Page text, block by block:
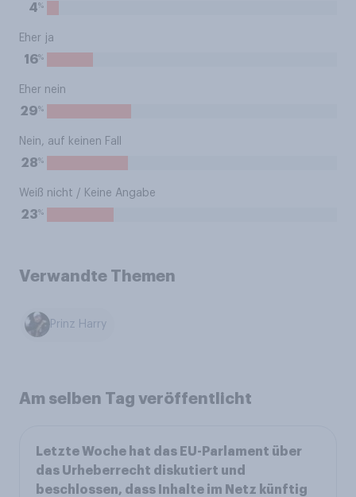
4%
Eher ja
16%
Eher nein
29%
Nein, auf keinen Fall
28%
Weiß nicht / Keine Angabe
23%
Verwandte Themen
Prinz Harry
Am selben Tag veröffentlicht
Letzte Woche hat das EU-Parlament über
das Urheberrecht diskutiert und
beschlossen, dass Inhalte im Netz künftig